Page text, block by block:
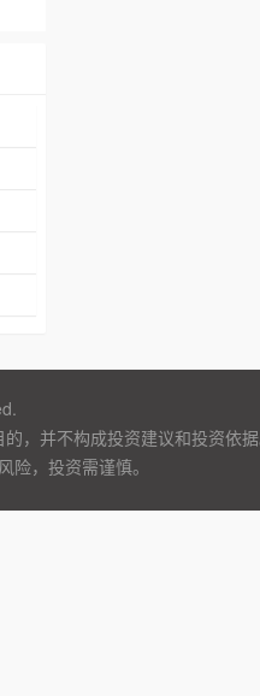
，并不构成投资建议和投资依据
，投资需谨慎。